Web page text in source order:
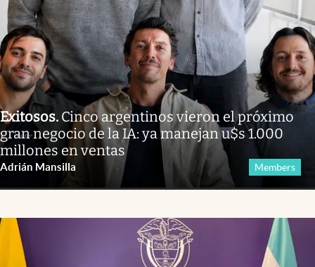
Exitosos. Cinco argentinos vieron el próximo
gran negocio de la IA: ya manejan u$s 1.000
millones en ventas
Adrián Mansilla Members